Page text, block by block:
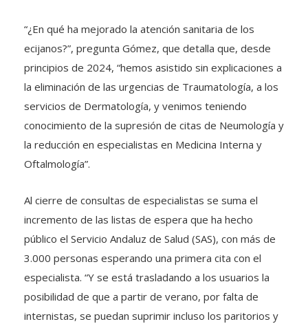
“¿En qué ha mejorado la atención sanitaria de los
ecijanos?”, pregunta Gómez, que detalla que, desde
principios de 2024, “hemos asistido sin explicaciones a
la eliminación de las urgencias de Traumatología, a los
servicios de Dermatología, y venimos teniendo
conocimiento de la supresión de citas de Neumología y
la reducción en especialistas en Medicina Interna y
Oftalmología”.
Al cierre de consultas de especialistas se suma el
incremento de las listas de espera que ha hecho
público el Servicio Andaluz de Salud (SAS), con más de
3.000 personas esperando una primera cita con el
especialista. “Y se está trasladando a los usuarios la
posibilidad de que a partir de verano, por falta de
internistas, se puedan suprimir incluso los paritorios y